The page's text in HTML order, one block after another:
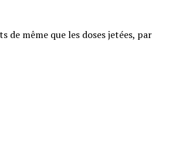
même que les doses jetées, par